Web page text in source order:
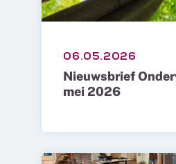
06.05.2026
Nieuwsbrief
mei 2026